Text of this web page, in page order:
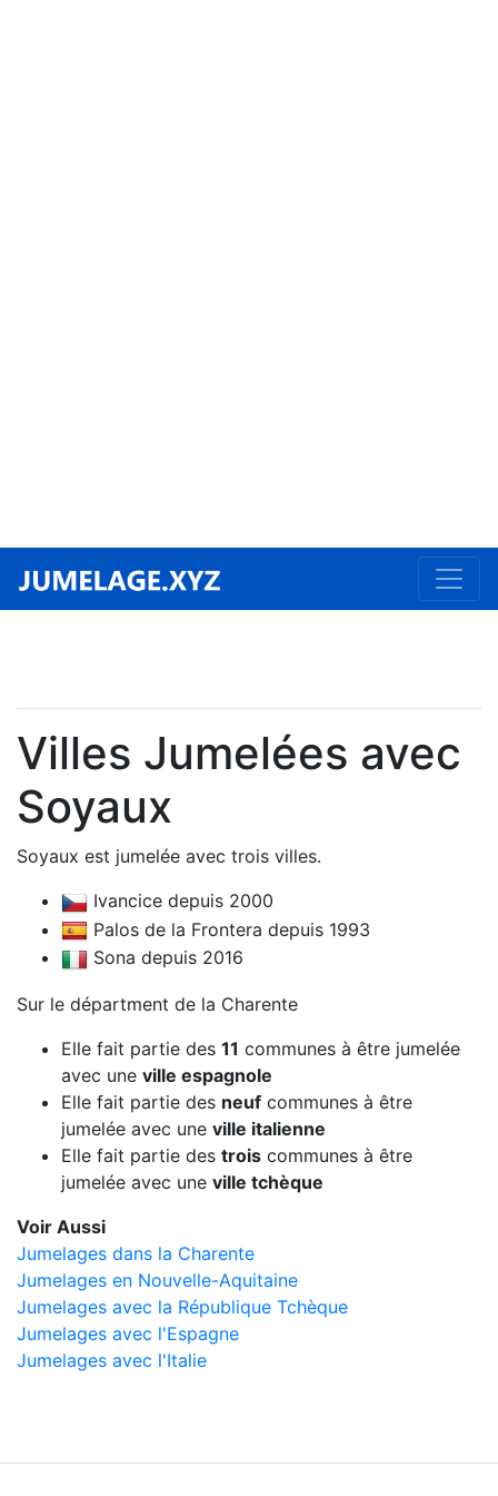
Villes Jumelées avec
Soyaux
Soyaux est jumelée avec trois villes.
Ivancice depuis 2000
Palos de la Frontera depuis 1993
Sona depuis 2016
Sur le départment de la Charente
Elle fait partie des 11 communes à être jumelée
avec une ville espagnole
Elle fait partie des neuf communes à être
jumelée avec une ville italienne
Elle fait partie des trois communes à être
jumelée avec une ville tchèque
Voir Aussi
Jumelages dans la Charente
Jumelages en Nouvelle-Aquitaine
Jumelages avec la République Tchèque
Jumelages avec l'Espagne
Jumelages avec l'Italie